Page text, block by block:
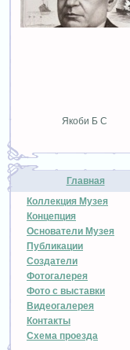
Якоби Б С
Главная
Коллекция Музея
Концепция
Основатели Музея
Публикации
Создатели
Фотогалерея
Фото с выставки
Видеогалерея
Контакты
Схема проезда